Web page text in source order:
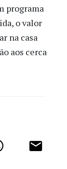
programa
o valor
na casa
aos cerca